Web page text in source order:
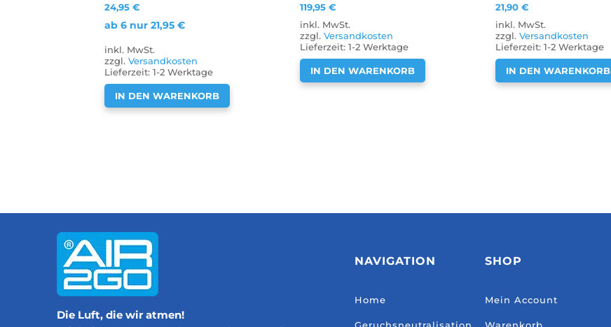
24,95€
ab 6 nur21,95€
inkl. MwSt.
zzgl.Versandkosten
Lieferzeit:1-2 Werktage
IN DEN WARENKORB
119,95€
inkl. MwSt.
zzgl.Versandkosten
Lieferzeit:1-2 Werktage
IN DEN WARENKORB
21,90€
inkl. MwSt.
zzgl.Versandkosten
Lieferzeit:1-2 Werktage
IN DEN WARENKORB
Die Luft, die wir atmen!
NAVIGATION
Home
SHOP
Mein Account